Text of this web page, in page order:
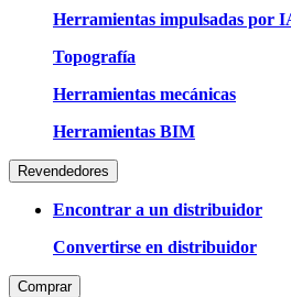
Herramientas impulsadas por
Topografía
Herramientas mecánicas
Herramientas BIM
Revendedores
Encontrar a un distribuidor
Convertirse en distribuidor
Comprar